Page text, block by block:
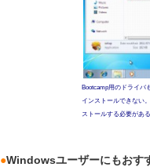
Bootcamp用のドライバ
インストールできない
ストールする必要がある
●Windowsユーザーにもおす